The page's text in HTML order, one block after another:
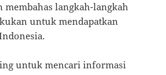
langkah-langkah
untuk mendapatkan
untuk mencari informasi